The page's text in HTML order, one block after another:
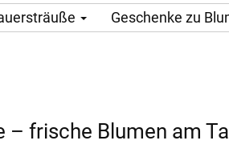
Geschenke zu
frische Blumen am